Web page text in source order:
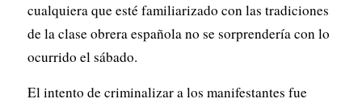
cualquiera que esté familiarizado con las tradiciones
de la clase obrera española no se sorprendería con lo
ocurrido el sábado.
El intento de criminalizar a los manifestantes fue